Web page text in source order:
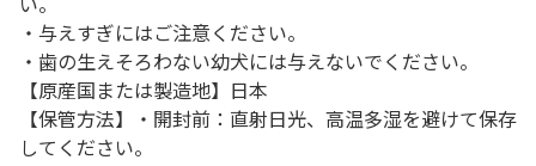
・与えすぎにはご注意ください。
・歯の生えそろわない幼犬には与えないでください。
【原産国または製造地】日本
【保管方法】・開封前：直射日光、高温多湿を避けて保存
してください。